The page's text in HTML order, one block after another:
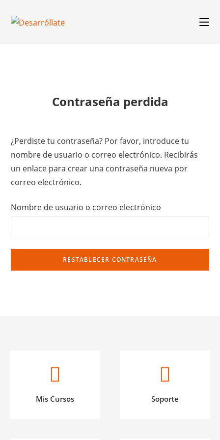
Contraseña perdida
¿Perdiste tu contraseña? Por favor, introduce tu
nombre de usuario o correo electrónico. Recibirás
un enlace para crear una contraseña nueva por
correo electrónico.
Nombre de usuario o correo electrónico
RESTABLECER CONTRASEÑA
Mis Cursos Soporte